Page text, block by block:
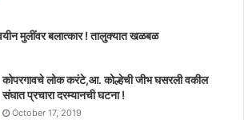
मुलींवर बलात्कार ! तालुक्यात खळबळ
कोपरगावचे लोक करंटे,आ. कोल्हेची जीभ घसरली वकील
संघात प्रचारा दरम्यानची घटना !
October 17, 2019